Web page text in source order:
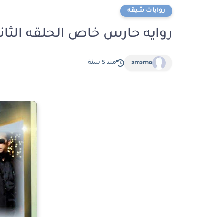
روايات شيقه
روايه حارس خاص الحلقه
smsma منذ 5 سنة